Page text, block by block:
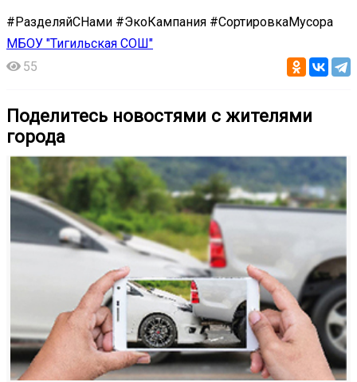
#РазделяйСНами #ЭкоКампания #СортировкаМусора
МБОУ "Тигильская СОШ"
55
Поделитесь новостями с жителями
города